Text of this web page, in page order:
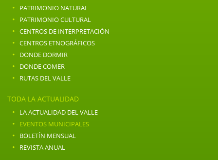
· PATRIMONIO NATURAL
· PATRIMONIO CULTURAL
· CENTROS DE INTERPRETACIÓN
· CENTROS ETNOGRÁFICOS
· DONDE DORMIR
· DONDE COMER
· RUTAS DEL VALLE
TODA LA ACTUALIDAD
· LA ACTUALIDAD DEL VALLE
· EVENTOS MUNICIPALES
· BOLETÍN MENSUAL
· REVISTA ANUAL